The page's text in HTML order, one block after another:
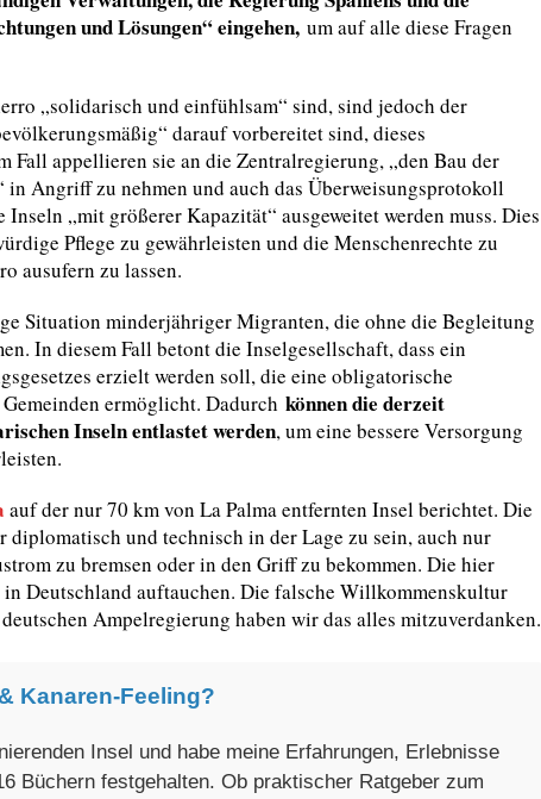
und Lösungen“ eingehen, um auf alle diese Fragen
„solidarisch und einfühlsam“ sind, sind jedoch der
darauf vorbereitet sind, dieses
Fall appellieren sie an die Zentralregierung, „den Bau der
Angriff zu nehmen und auch das Überweisungsprotokoll
„mit größerer Kapazität“ ausgeweitet werden muss. Dies
Pflege zu gewährleisten und die Menschenrechte zu
ausufern zu lassen.
Situation minderjähriger Migranten, die ohne die Begleitung
In diesem Fall betont die Inselgesellschaft, dass ein
erzielt werden soll, die eine obligatorische
ermöglicht. Dadurch können die derzeit
Inseln entlastet werden, um eine bessere Versorgung
auf der nur 70 km von La Palma entfernten Insel berichtet. Die
und technisch in der Lage zu sein, auch nur
zu bremsen oder in den Griff zu bekommen. Die hier
Deutschland auftauchen. Die falsche Willkommenskultur
Ampelregierung haben wir das alles mitzuverdanken.
Kanaren-Feeling?
Insel und habe meine Erfahrungen, Erlebnisse
Büchern festgehalten. Ob praktischer Ratgeber zum